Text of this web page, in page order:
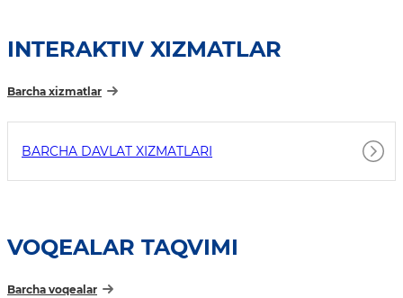
INTERAKTIV XIZMATLAR
Barcha xizmatlar
BARCHA DAVLAT XIZMATLARI
VOQEALAR TAQVIMI
Barcha voqealar